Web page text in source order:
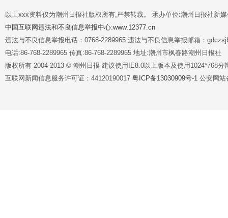
以上xxx资料仅为潮州日报社版权所有,严禁转载。 承办单位:潮州日报社新
中国互联网违法和不良信息举报中心:www.12377.cn
违法与不良信息举报电话：0768-2289965 违法与不良信息举报邮箱：
电话:86-768-2289965 传真:86-768-2289965 地址:潮州市枫春路潮州日报社
版权所有 2004-2013 © 潮州日报 建议使用IE8.0以上版本及使用1024*768分
互联网新闻信息服务许可证：44120190017 粤ICP备13030909号-1 公安网站